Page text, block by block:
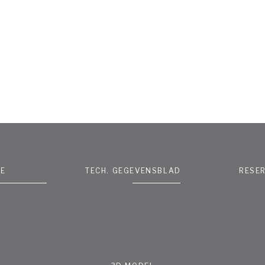
TECH. GEGEVENSBLAD